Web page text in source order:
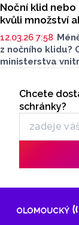
Noční klid
kvůli množství
12.03.26 7:58
z nočního klidu?
ministerstva
primátorky
vnitrajsou
Odběr
Chcete
schránky?